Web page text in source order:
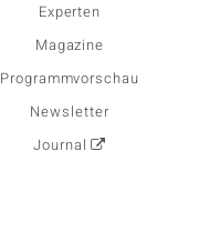
Experten
Magazine
Programmvorschau
Newsletter
Journal